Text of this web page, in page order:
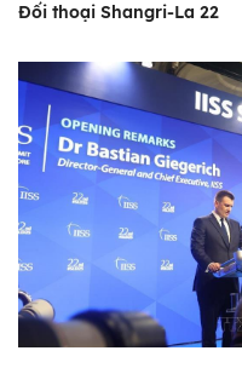
Đối thoại Shangri-La 22